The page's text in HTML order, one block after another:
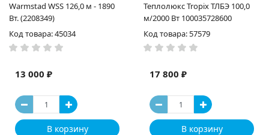
Warmstad WSS 126,0 м - 1890
Вт. (2208349)
Код товара: 45034
13 000 ₽
В корзину
Теплолюкс Tropix ТЛБЭ 100,0
м/2000 Вт 100035728600
Код товара: 57579
17 800 ₽
В корзину